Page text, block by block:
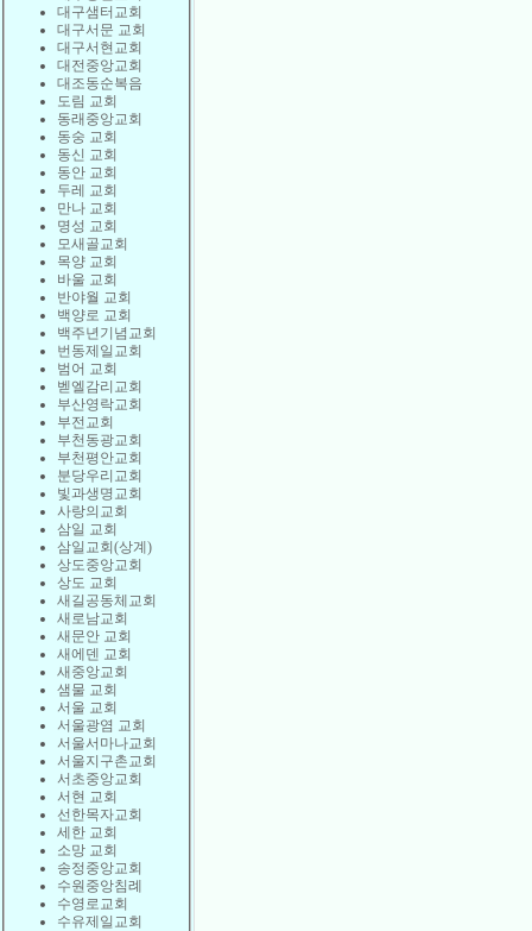
대구샘터교회
대구서문 교회
대구서현교회
대전중앙교회
대조동순복음
도림 교회
동래중앙교회
동숭 교회
동신 교회
동안 교회
두레 교회
만나 교회
명성 교회
모새골교회
목양 교회
바울 교회
반야월 교회
백양로 교회
백주년기념교회
번동제일교회
범어 교회
벧엘감리교회
부산영락교회
부전교회
부천동광교회
부천평안교회
분당우리교회
빛과생명교회
사랑의교회
삼일 교회
삼일교회(상계)
상도중앙교회
상도 교회
새길공동체교회
새로남교회
새문안 교회
새에덴 교회
새중앙교회
샘물 교회
서울 교회
서울광염 교회
서울서마나교회
서울지구촌교회
서초중앙교회
서현 교회
선한목자교회
세한 교회
소망 교회
송정중앙교회
수원중앙침례
수영로교회
수유제일교회